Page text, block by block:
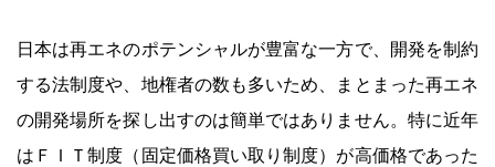
日本は再エネのポテンシャルが豊富な一方で、開発を制約
する法制度や、地権者の数も多いため、まとまった再エネ
の開発場所を探し出すのは簡単ではありません。特に近年
はＦＩＴ制度（固定価格買い取り制度）が高価格であった